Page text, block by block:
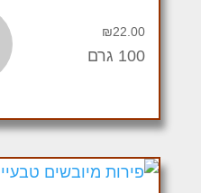
₪22.00
100 גרם